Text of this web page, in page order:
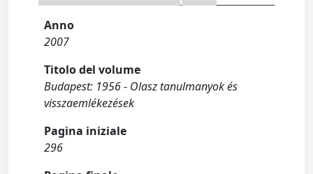
Anno
2007
Titolo del volume
Budapest: 1956 - Olasz tanulmanyok és
visszaemlékezések
Pagina iniziale
296